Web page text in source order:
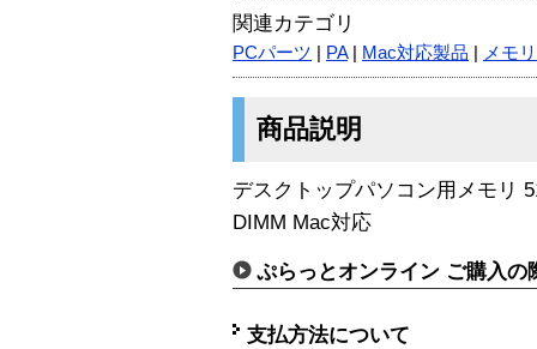
関連カテゴリ
PCパーツ PA| Mac対応製品 メモリ
商品説明
デスクトップパソコン用メモリ
DIMM Mac対応
ぷらっとオンライン ご購入の
支払方法について